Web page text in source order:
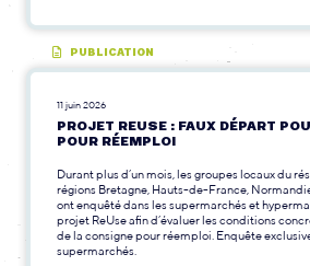
PUBLICATION
11 juin 2026
PROJET REUSE : FAUX DÉPART
POUR RÉEMPLOI
Durant plus d’un mois, les groupes locaux du
régions Bretagne, Hauts-de-France,
ont enquêté dans les supermarchés et
projet ReUse afin d’évaluer les conditions
de la consigne pour réemploi. Enquête
supermarchés.